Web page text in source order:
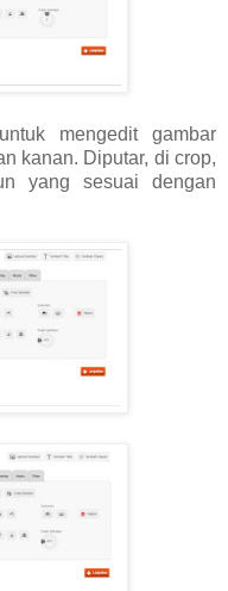
mengedit gambar
kanan. Diputar, di crop,
yang sesuai dengan